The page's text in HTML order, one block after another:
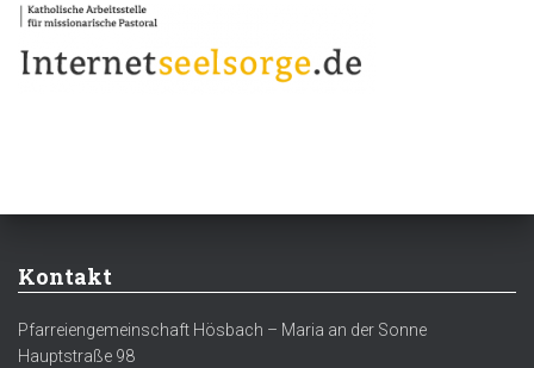
Kontakt
Pfarreiengemeinschaft Hösbach – Maria an der Sonne
Hauptstraße 98